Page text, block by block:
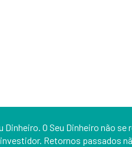
O Seu Dinheiro não
Retornos passados